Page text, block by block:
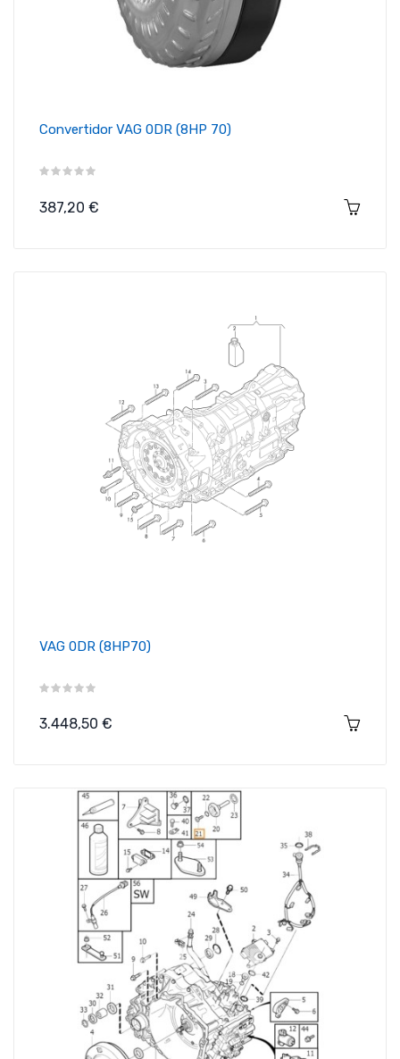
Convertidor VAG 0DR (8HP 70)
Precio
387,20 €
VAG 0DR (8HP70)
Precio
3.448,50 €